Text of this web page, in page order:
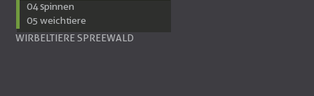
04 spinnen
05 weichtiere
WIRBELTIERE SPREEWALD